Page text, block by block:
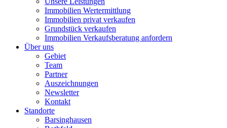
Immobilien Wertermittlung
Immobilien privat verkaufen
Grundstück verkaufen
Immobilien Verkaufsberatung anfordern
Über uns
Gebiet
Team
Partner
Auszeichnungen
Newsletter
Kontakt
Standorte
Barsinghausen